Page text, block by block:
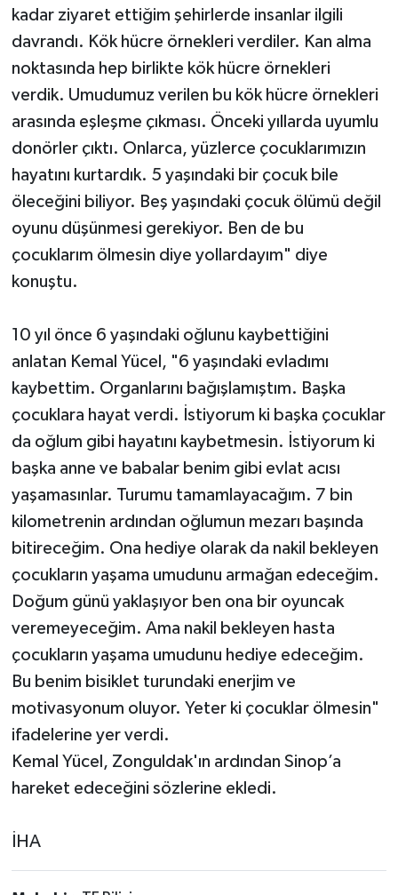
kadar ziyaret ettiğim şehirlerde insanlar ilgili
davrandı. Kök hücre örnekleri verdiler. Kan alma
noktasında hep birlikte kök hücre örnekleri
verdik. Umudumuz verilen bu kök hücre örnekleri
arasında eşleşme çıkması. Önceki yıllarda uyumlu
donörler çıktı. Onlarca, yüzlerce çocuklarımızın
hayatını kurtardık. 5 yaşındaki bir çocuk bile
öleceğini biliyor. Beş yaşındaki çocuk ölümü değil
oyunu düşünmesi gerekiyor. Ben de bu
çocuklarım ölmesin diye yollardayım" diye
konuştu.
10 yıl önce 6 yaşındaki oğlunu kaybettiğini
anlatan Kemal Yücel, "6 yaşındaki evladımı
kaybettim. Organlarını bağışlamıştım. Başka
çocuklara hayat verdi. İstiyorum ki başka çocuklar
da oğlum gibi hayatını kaybetmesin. İstiyorum ki
başka anne ve babalar benim gibi evlat acısı
yaşamasınlar. Turumu tamamlayacağım. 7 bin
kilometrenin ardından oğlumun mezarı başında
bitireceğim. Ona hediye olarak da nakil bekleyen
çocukların yaşama umudunu armağan edeceğim.
Doğum günü yaklaşıyor ben ona bir oyuncak
veremeyeceğim. Ama nakil bekleyen hasta
çocukların yaşama umudunu hediye edeceğim.
Bu benim bisiklet turundaki enerjim ve
motivasyonum oluyor. Yeter ki çocuklar ölmesin"
ifadelerine yer verdi.
Kemal Yücel, Zonguldak'ın ardından Sinop’a
hareket edeceğini sözlerine ekledi.
İHA